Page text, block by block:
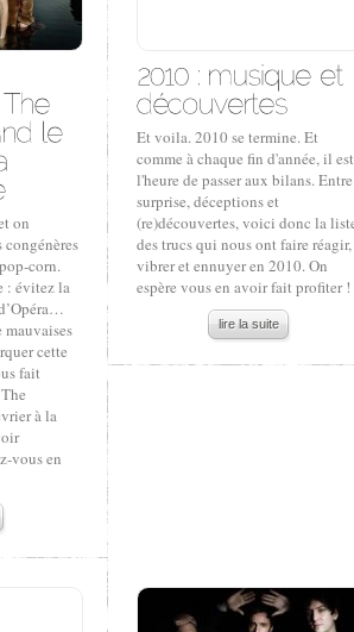
on
congénères
corn.
: évitez la
mauvaises
cette
fait
à la
vous en
Et voila. 2010 se termine. Et
comme à chaque fin d'année, il est
l'heure de passer aux bilans. Entre
surprise, déceptions et
(re)découvertes, voici donc la
des trucs qui nous ont faire réagir,
vibrer et ennuyer en 2010. On
espère vous en avoir fait profiter !
lire la suite